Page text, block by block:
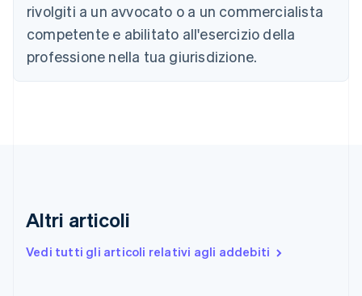
rivolgiti a un avvocato o a un commercialista
competente e abilitato all'esercizio della
professione nella tua giurisdizione.
Altri articoli
Vedi tutti gli articoli relativi agli addebiti
Cina continentale
Cipro
English
EnglishSvenska
FrançaisEnglish